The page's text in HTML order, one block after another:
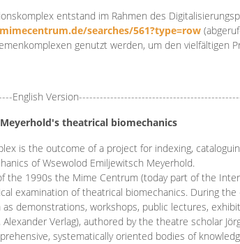
entstand im Rahmen des
searches/561?type=row
genutzt werden, um den vielfältigen
English
theatrical biomechanics
is the outcome of a project for indexing,
of Wsewolod Emiljewitsch Meyerhold.
the 1990s the Mime Centrum (today part of the
examination of theatrical biomechanics. During
demonstrations, workshops, public lectures,
Alexander Verlag), authored by the theatre scholar
systematically oriented bodies of